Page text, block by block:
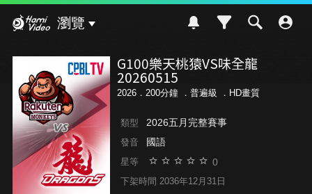
瀏覽
G100樂天桃猿VS味全龍
20260515
2026．200分鐘 ． 普遍級 ．HD畫質
類型 2026五月完整賽事
發音 國語
星等 0
下架時間 2036年12月31日